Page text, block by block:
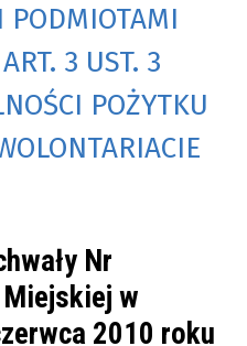
PODMIOTAMI
3 UST. 3
POŻYTKU
Nr
w
2010 roku